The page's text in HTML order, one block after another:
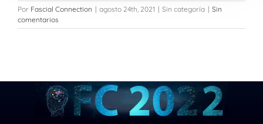
Por Fascial Connection | agosto 24th, 2021 | Sin categoría | Sin
comentarios